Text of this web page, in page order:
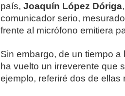
país, Joaquín López Dóriga
comunicador serio,
frente al micrófono emitiera
Sin embargo, de un tiempo
ha vuelto un irreverente que
ejemplo, referiré dos de ellas